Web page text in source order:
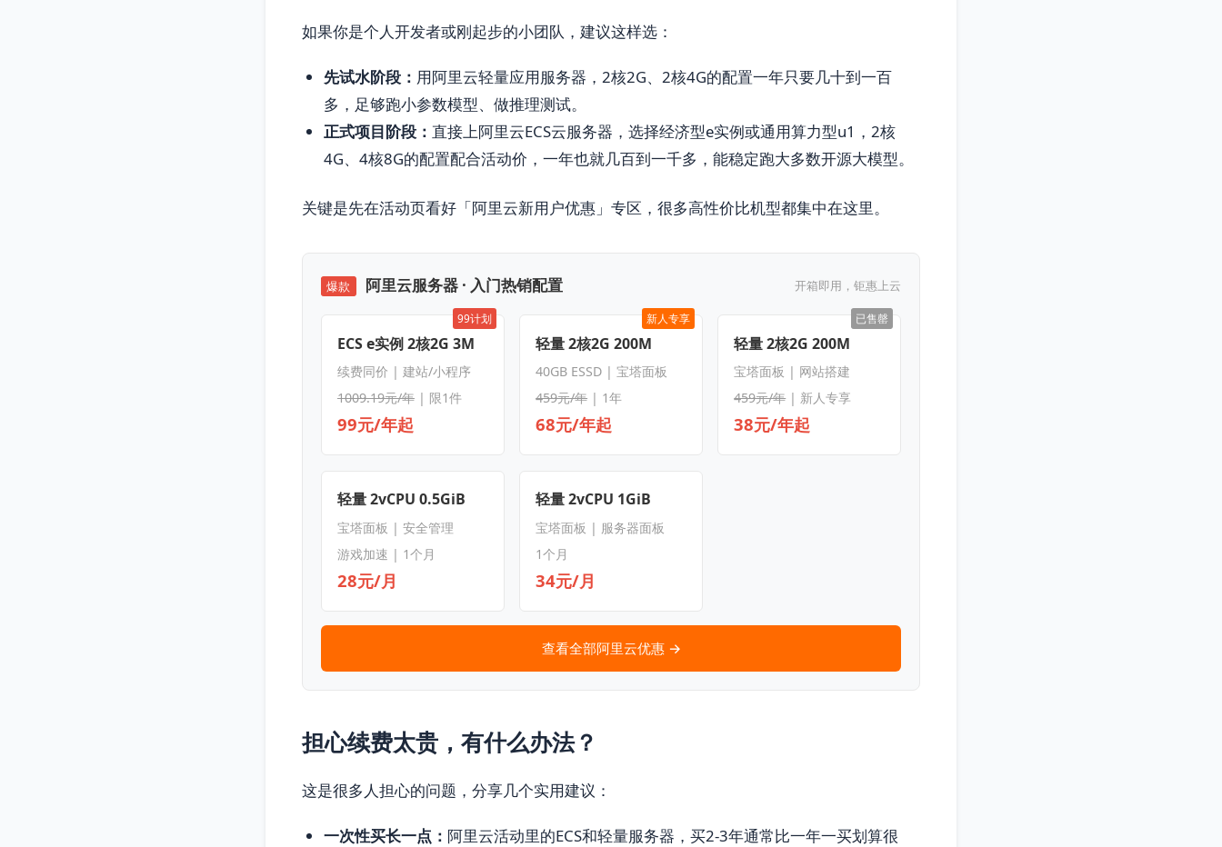
如果你是个人开发者或刚起步的小团队，建议这样选：
先试水阶段： 用阿里云轻量应用服务器，2核2G、2核4G的配置一年只要几十到一百
多，足够跑小参数模型、做推理测试。
正式项目阶段： 直接上阿里云ECS云服务器，选择经济型e实例或通用算力型u1，2核
4G、4核8G的配置配合活动价，一年也就几百到一千多，能稳定跑大多数开源大模型。
关键是先在活动页看好「阿里云新用户优惠」专区，很多高性价比机型都集中在这里。
爆款 阿里云服务器 · 入门热销配置 开箱即用，钜惠上云
99计划
ECS e实例 2核2G 3M
续费同价 | 建站/小程序
1009.19元/年| 限1件
99元/年起
新人专享
轻量 2核2G 200M
40GB ESSD | 宝塔面板
459元/年 | 1年
68元/年起
已售罄
轻量 2核2G 200M
宝塔面板 | 网站搭建
459元/年| 新人专享
38元/年起
轻量 2vCPU 0.5GiB
宝塔面板 | 安全管理
游戏加速 | 1个月
28元/月
轻量 2vCPU 1GiB
宝塔面板 | 服务器面板
1个月
34元/月
查看全部阿里云优惠 →
担心续费太贵，有什么办法？
这是很多人担心的问题，分享几个实用建议：
一次性买长一点： 阿里云活动里的ECS和轻量服务器，买2-3年通常比一年一买划算很